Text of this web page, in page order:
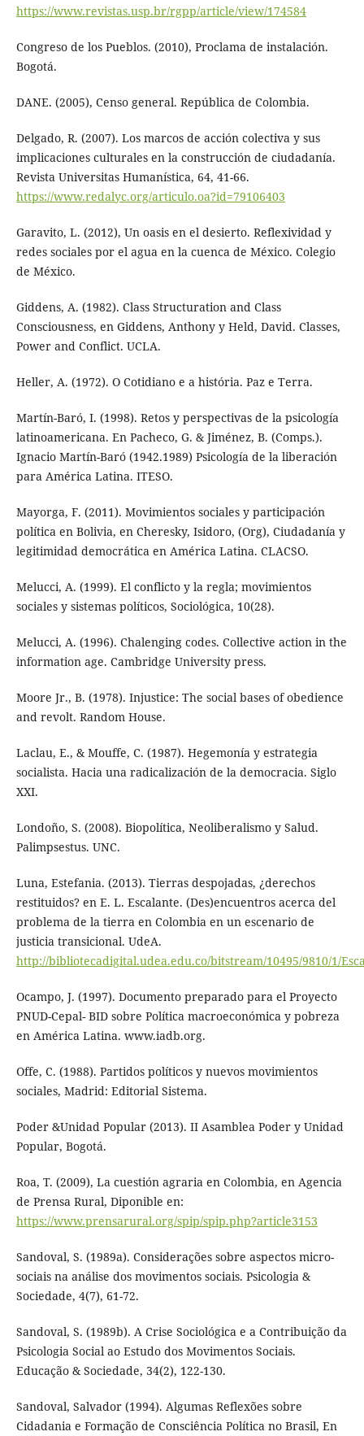
https://www.revistas.usp.br/rgpp/article/view/174584
Congreso de los Pueblos. (2010), Proclama de instalación.
Bogotá.
DANE. (2005), Censo general. República de Colombia.
Delgado, R. (2007). Los marcos de acción colectiva y sus
implicaciones culturales en la construcción de ciudadanía.
Revista Universitas Humanística, 64, 41-66.
https://www.redalyc.org/articulo.oa?id=79106403
Garavito, L. (2012), Un oasis en el desierto. Reflexividad y
redes sociales por el agua en la cuenca de México. Colegio
de México.
Giddens, A. (1982). Class Structuration and Class
Consciousness, en Giddens, Anthony y Held, David. Classes,
Power and Conflict. UCLA.
Heller, A. (1972). O Cotidiano e a história. Paz e Terra.
Martín-Baró, I. (1998). Retos y perspectivas de la psicología
latinoamericana. En Pacheco, G. & Jiménez, B. (Comps.).
Ignacio Martín-Baró (1942.1989) Psicología de la liberación
para América Latina. ITESO.
Mayorga, F. (2011). Movimientos sociales y participación
política en Bolivia, en Cheresky, Isidoro, (Org), Ciudadanía y
legitimidad democrática en América Latina. CLACSO.
Melucci, A. (1999). El conflicto y la regla; movimientos
sociales y sistemas políticos, Sociológica, 10(28).
Melucci, A. (1996). Chalenging codes. Collective action in the
information age. Cambridge University press.
Moore Jr., B. (1978). Injustice: The social bases of obedience
and revolt. Random House.
Laclau, E., & Mouffe, C. (1987). Hegemonía y estrategia
socialista. Hacia una radicalización de la democracia. Siglo
XXI.
Londoño, S. (2008). Biopolítica, Neoliberalismo y Salud.
Palimpsestus. UNC.
Luna, Estefania. (2013). Tierras despojadas, ¿derechos
restituidos? en E. L. Escalante. (Des)encuentros acerca del
problema de la tierra en Colombia en un escenario de
justicia transicional. UdeA.
http://bibliotecadigital.udea.edu.co/bitstream/10495/9810/1/
Ocampo, J. (1997). Documento preparado para el Proyecto
PNUD-Cepal- BID sobre Política macroeconómica y pobreza
en América Latina. www.iadb.org.
Offe, C. (1988). Partidos políticos y nuevos movimientos
sociales, Madrid: Editorial Sistema.
Poder &Unidad Popular (2013). II Asamblea Poder y Unidad
Popular, Bogotá.
Roa, T. (2009), La cuestión agraria en Colombia, en Agencia
de Prensa Rural, Diponible en:
https://www.prensarural.org/spip/spip.php?article3153
Sandoval, S. (1989a). Considerações sobre aspectos micro-
sociais na análise dos movimentos sociais. Psicologia &
Sociedade, 4(7), 61-72.
Sandoval, S. (1989b). A Crise Sociológica e a Contribuição da
Psicologia Social ao Estudo dos Movimentos Sociais.
Educação & Sociedade, 34(2), 122-130.
Sandoval, Salvador (1994). Algumas Reflexões sobre
Cidadania e Formação de Consciência Política no Brasil, En